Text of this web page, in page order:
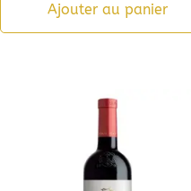
Ajouter au panier